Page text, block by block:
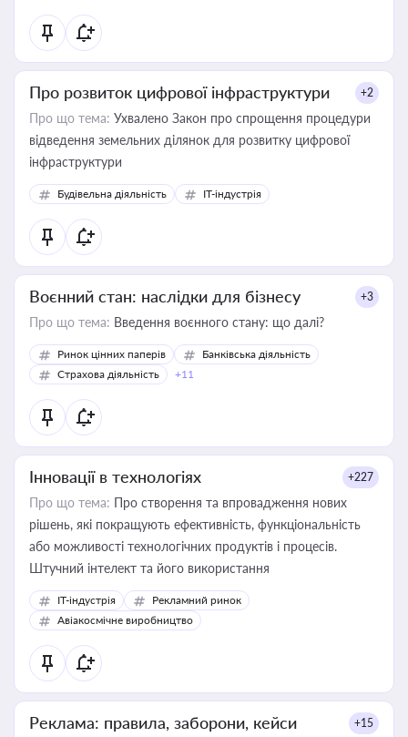
Про розвиток цифрової інфраструктури +2
Про що тема: Ухвалено Закон про спрощення процедури
відведення земельних ділянок для розвитку цифрової
інфраструктури
Будівельна діяльність IT-індустрія
Воєнний стан: наслідки для бізнесу +3
Про що тема: Введення воєнного стану: що далі?
Ринок цінних паперів
Банківська діяльність
Страхова діяльність
+11
Інновації в технологіях +227
Про що тема: Про створення та впровадження нових
рішень, які покращують ефективність, функціональність
або можливості технологічних продуктів і процесів.
Штучний інтелект та його використання
IT-індустрія
Рекламний ринок
Авіакосмічне виробництво
Реклама: правила, заборони, кейси +15